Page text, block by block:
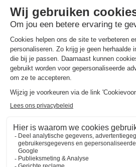
Adres
Recreatiebedrijf Aan het Water
Heeg - 8621 Heeg, Nederland
ALGEMENE INFORMATIE
Openingstijden receptie